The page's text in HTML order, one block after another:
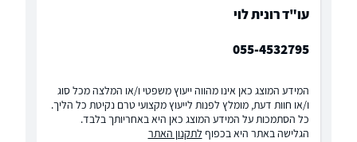
עו"ד רונית לוי
055-4532795
המידע המוצג כאן אינו מהווה ייעוץ משפטי ו/או המלצה מכל סוג
ו/או חוות דעת, מומלץ לפנות לייעוץ מקצועי טרם נקיטת כל הליך.
כל הסתמכות על המידע המוצג כאן היא באחריותך בלבד.
הגלישה באתר היא בכפוף לתקנון האתר